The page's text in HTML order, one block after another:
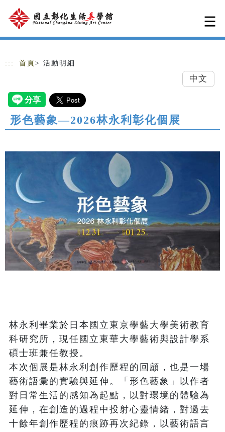
跳到主要內容
網站導覽
::: 首頁 > 活動明細
中文
形色藝象—2026林永利彰化個展
林永利畢業於日本國立東京學藝大學美術教育
科研究所，現任國立東華大學藝術與設計學系
碩士班兼任教授。
本次個展是林永利創作歷程的回顧，也是一場
藝術語彙的實驗與延伸。「形色藝象」以作者
對日常生活的感知為起點，以對環境的體驗為
延伸，在創造的過程中投射心靈情緒，對過去
十餘年創作歷程的痕跡再次紀錄，以藝術語言